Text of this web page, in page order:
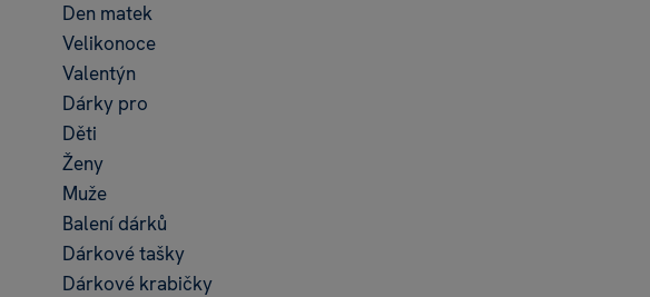
Den matek
Velikonoce
Valentýn
Dárky pro
Děti
Ženy
Muže
Balení dárků
Dárkové tašky
Dárkové krabičky